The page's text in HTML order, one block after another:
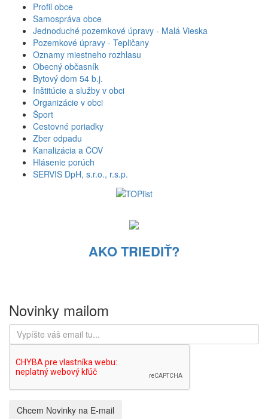
Profil obce
Samospráva obce
Jednoduché pozemkové úpravy - Malá Vieska
Pozemkové úpravy - Tepličany
Oznamy miestneho rozhlasu
Obecný občasník
Bytový dom 54 b.j.
Inštitúcie a služby v obci
Organizácie v obci
Šport
Cestovné poriadky
Zber odpadu
Kanalizácia a ČOV
Hlásenie porúch
SERVIS DpH, s.r.o., r.s.p.
AKO TRIEDIŤ?
Novinky mailom